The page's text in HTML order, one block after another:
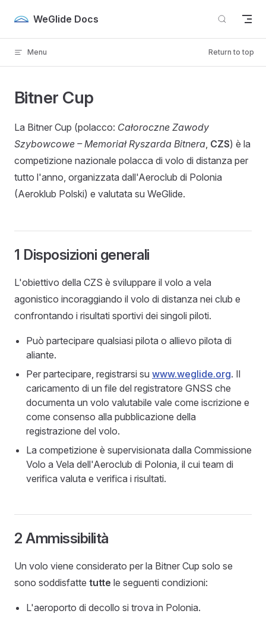
Skip to content
WeGlide Docs
Menu Return to top
Bitner Cup
La Bitner Cup (polacco: Całoroczne Zawody
Szybowcowe – Memoriał Ryszarda Bitnera, CZS) è la
competizione nazionale polacca di volo di distanza per
tutto l'anno, organizzata dall'Aeroclub di Polonia
(Aeroklub Polski) e valutata su WeGlide.
1 Disposizioni generali
L'obiettivo della CZS è sviluppare il volo a vela
agonistico incoraggiando il volo di distanza nei club e
confrontando i risultati sportivi dei singoli piloti.
Può partecipare qualsiasi pilota o allievo pilota di
aliante.
Per partecipare, registrarsi su www.weglide.org. Il
caricamento di un file del registratore GNSS che
documenta un volo valutabile vale come iscrizione e
come consenso alla pubblicazione della
registrazione del volo.
La competizione è supervisionata dalla Commissione
Volo a Vela dell'Aeroclub di Polonia, il cui team di
verifica valuta e verifica i risultati.
2 Ammissibilità
Un volo viene considerato per la Bitner Cup solo se
sono soddisfatte tutte le seguenti condizioni:
L'aeroporto di decollo si trova in Polonia.